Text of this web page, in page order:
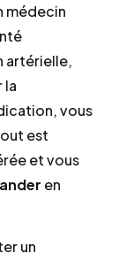
médecin
artérielle,
la
vous
est
et vous
en
un